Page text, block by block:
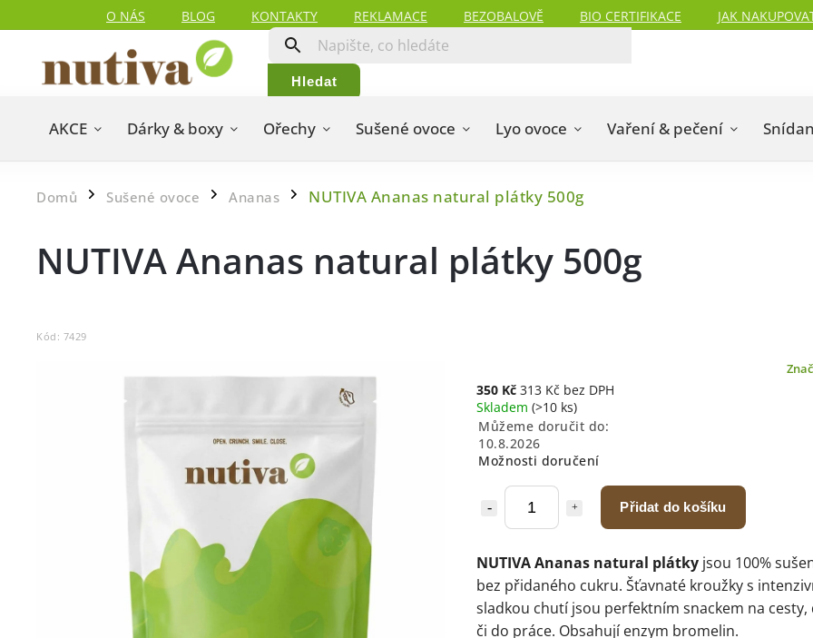
O NÁS BLOG KONTAKTY REKLAMACE BEZOBALOVĚ BIO CERTIFIKACE JAK
Hledat
AKCE Dárky & boxy Ořechy Sušené ovoce Lyo ovoce Vaření & pečení
Domů / Sušené ovoce / Ananas / NUTIVA Ananas natural plátky 500g
NUTIVA Ananas natural plátky 500g
Kód: 7429
350 Kč 313 Kč bez DPH
Skladem (>10 ks)
Můžeme doručit do:
10.8.2026
Možnosti doručení
Přidat do košíku
NUTIVA Ananas natural plátky jsou 100%
bez přidaného cukru. Šťavnaté kroužky s
sladkou chutí jsou perfektním snackem na cesty,
či do práce. Obsahují enzym bromelin.